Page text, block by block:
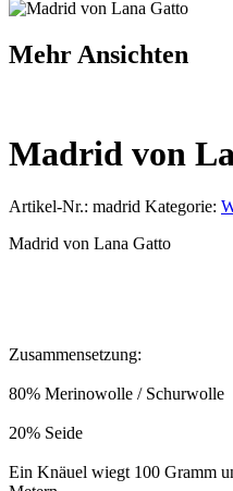
Mehr Ansichten
Madrid von
Artikel-Nr.: madrid Kategorie:
Madrid von Lana Gatto
Zusammensetzung:
80% Merinowolle / Schurwolle
20% Seide
Ein Knäuel wiegt 100 Gramm